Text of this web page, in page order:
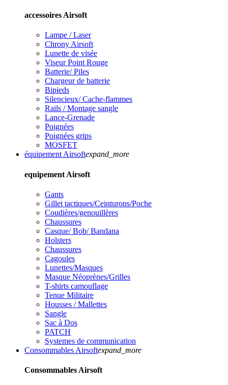
accessoires Airsoft
Lampe / Laser
Chrony Airsoft
Lunette de visée
Viseur Point Rouge
Batterie/ Piles
Chargeur de batterie
Bipieds
Silencieux/ Cache-flammes
Rails / Montage sangle
Lance-Grenade
Poignées
Poignées grips
MOSFET
équipement Airsoftexpand_more
equipement Airsoft
Gants
Gillet tactiques/Ceinturons/Poche
Coudières/genouillères
Chaussures
Casque/ Bob/ Bandana
Holsters
Chaussures
Cagoules
Lunettes/Masques
Masque Néoprènes/Grilles
T-shirts camouflage
Tenue Militaire
Housses / Mallettes
Sangle
Sac à Dos
PATCH
Systemes de communication
Consommables Airsoftexpand_more
Consommables Airsoft